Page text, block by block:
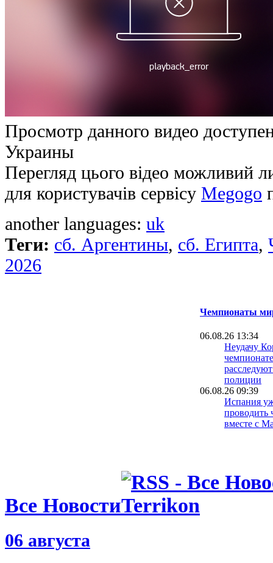
Просмотр данного видео
Украины
Перегляд цього відео можливий
для користувачів сервісу Megogo
another languages: uk
Теги: сб. Аргентины, сб. Египта,
2026
Чемпионаты
06.08.26 13:34
Неудачу
полиции
06.08.26 09:39
Испания
проводить
вместе с
Марокко
05.08.26 21:35
Все Новости
06 августа